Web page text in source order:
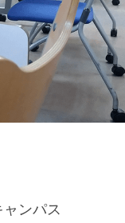
ンパス